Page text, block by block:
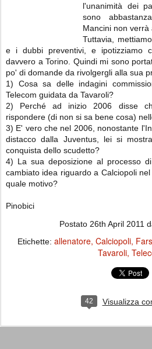
l'unanimità dei
sono
Mancini non verrà
Tuttavia,
e i dubbi preventivi, e ipotizziamo
davvero a Torino. Quindi mi sono
po' di domande da rivolgergli alla sua
1) Cosa sa delle indagini
Telecom guidata da Tavaroli?
2) Perché ad inizio 2006 disse
rispondere (di non si sa bene cosa)
3) E' vero che nel 2006, nonostante
distacco dalla Juventus, lei si
conquista dello scudetto?
4) La sua deposizione al processo
cambiato idea riguardo a Calciopoli
quale motivo?
Pinobici
Postato 26th April 2011
Etichette: allenatore Calciopoli
Tavaroli
42 Visualizza